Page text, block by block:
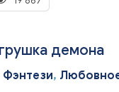
демона
Фэнтези,